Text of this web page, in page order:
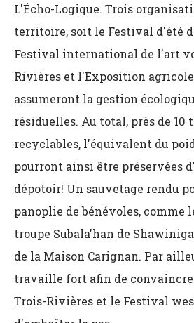
L'Écho-Logique. Trois
territoire, soit le Festival d'été
Festival international de l'art
Rivières et l'Exposition
assumeront la gestion
résiduelles. Au total, près de 10
recyclables, l'équivalent du
pourront ainsi être préservées
dépotoir! Un sauvetage rendu
panoplie de bénévoles, comme
troupe Subala'han de
de la Maison Carignan. Par
travaille fort afin de convaincre
Trois-Rivières et le Festival